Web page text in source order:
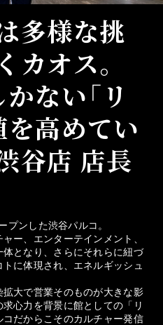
多様な挑
カオス。
ない「リ
を高めてい
谷店 店長
プンした渋谷パルコ。
ー、エンターテインメント、
となり、さらにそれらに紐づ
に体現され、エネルギッシュ
大で営業そのものが大きな影
心力を背景に館としての「リ
だからこそのカルチャー発信